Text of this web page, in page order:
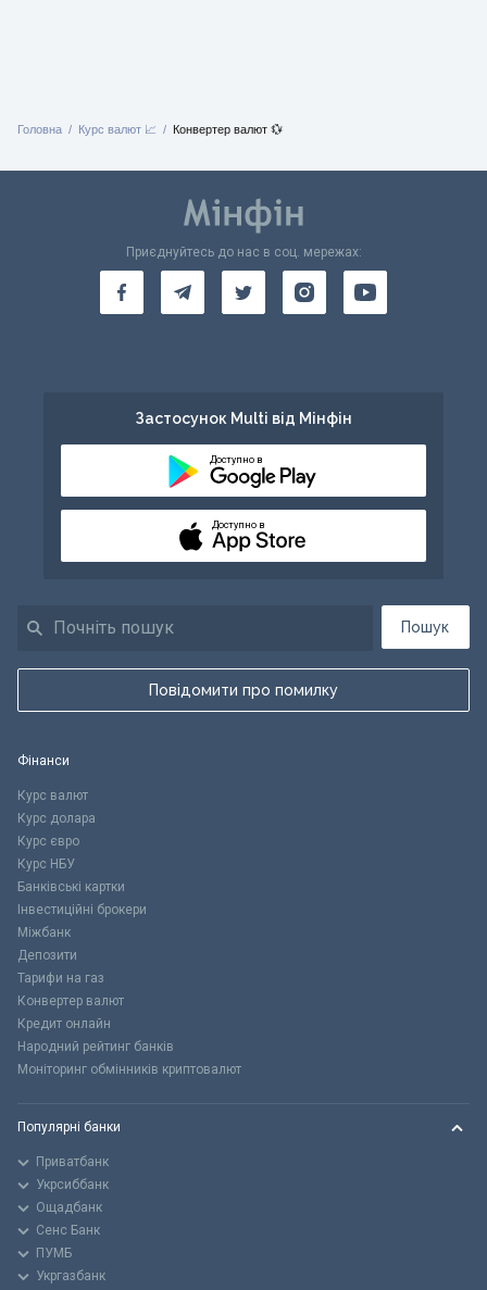
Головна Курс валют 📈 Конвертер валют 💱
Пошук
Повідомити про помилку
Приєднуйтесь до нас в соц. мережах:
Застосунок Multi від Мінфін
Доступно в
Доступно в
Фінанси
Курс валют
Курс долара
Курс євро
Курс НБУ
Банківські картки
Інвестиційні брокери
Міжбанк
Депозити
Тарифи на газ
Конвертер валют
Кредит онлайн
Народний рейтинг банків
Моніторинг обмінників криптовалют
Популярні банки
Приватбанк
Укрсиббанк
Ощадбанк
Сенс Банк
ПУМБ
Укргазбанк